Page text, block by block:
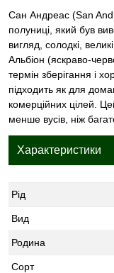
Сан Андреас (San
полуниці, який був
вигляд, солодкі,
Альбіон (яскраво-
термін зберігання і
підходить як для
комерційних цілей.
менше вусів, ніж
Характеристики
Рід
Вид
Родина
Сорт